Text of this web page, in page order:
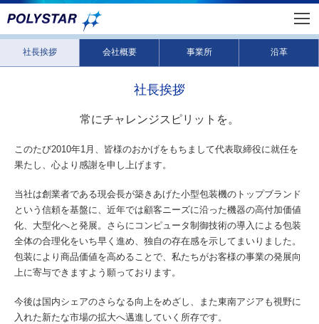
社長挨拶 会社概要 事業所 沿革
社長挨拶
常にチャレンジスピリットを。
このたび2010年1月、皆様のおかげをもちまして代表取締役に就任を
果たし、心より感謝を申し上げます。
当社は創業者である現会長が築きあげた小型包装機のトップブランド
という信頼を基盤に、近年では顧客ニーズに沿った機器の高付加価値
化、大型化へと発展。さらにコンピュータ制御技術の導入による包装
全体の合理化をいち早く進め、独自の存在感を示してまいりました。
包装により商品価値を高めることで、私たちがお客様の事業の発展向
上に寄与できますよう願っております。
今後は国内シェアのさらなる向上をめざし、また東南アジアも視野に
入れた新たな市場の拡大へ邁進していく所存です。